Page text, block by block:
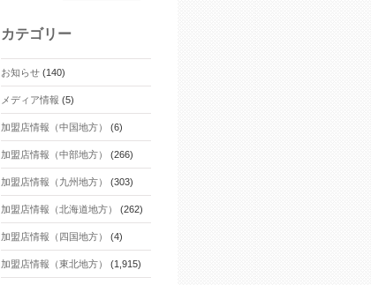
カテゴリー
お知らせ(140)
メディア情報 (5)
加盟店情報（中国地方） (6)
加盟店情報（中部地方） (266)
加盟店情報（九州地方） (303)
加盟店情報（北海道地方） (262)
加盟店情報（四国地方） (4)
加盟店情報（東北地方） (1,915)